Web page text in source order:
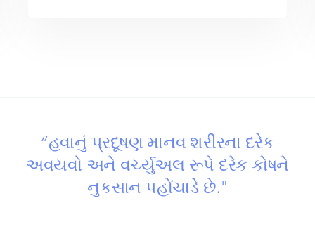
“હવાનું પ્રદૂષણ માનવ શરીરના દરેક
અવયવો અને વર્ચ્યુઅલ રૂપે દરેક કોષને
નુકસાન પહોંચાડે છે."